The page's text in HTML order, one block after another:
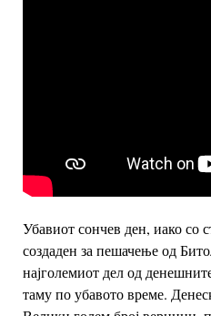
Убавиот сончев ден, иако со
создаден за пешачење од
најголемиот дел од
таму по убавото време. Д